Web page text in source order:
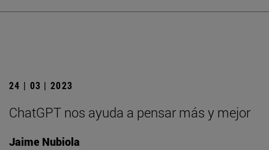
24 | 03 | 2023
ChatGPT nos ayuda a pensar más y mejor
Jaime Nubiola